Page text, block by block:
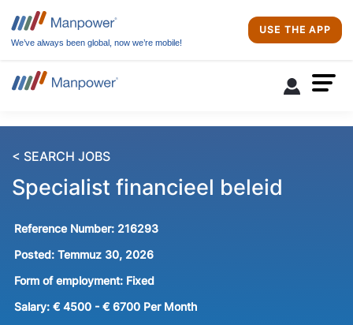
We’ve always been global, now we’re mobile!
USE THE APP
< SEARCH JOBS
Specialist financieel beleid
Reference Number: 216293
Posted: Temmuz 30, 2026
Form of employment: Fixed
Salary: € 4500 - € 6700 Per Month